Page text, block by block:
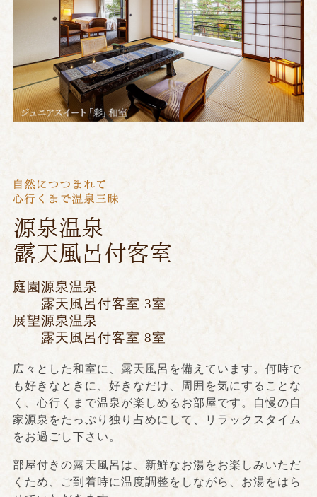
庭園源泉温泉
露天風呂付客室 3室
展望源泉温泉
露天風呂付客室 8室
広々とした和室に、露天風呂を備えています。何時で
も好きなときに、好きなだけ、周囲を気にすることな
く、心行くまで温泉が楽しめるお部屋です。自慢の自
家源泉をたっぷり独り占めにして、リラックスタイム
をお過ごし下さい。
部屋付きの露天風呂は、新鮮なお湯をお楽しみいただ
くため、ご到着時に温度調整をしながら、お湯をはら